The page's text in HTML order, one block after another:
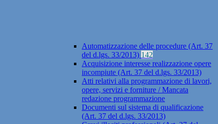
Automatizzazione delle procedure (Art. 37
del d.lgs. 33/2013) 142
Acquisizione interesse realizzazione opere
incompiute (Art. 37 del d.lgs. 33/2013)
Atti relativi alla programmazione di lavori,
opere, servizi e forniture / Mancata
redazione programmazione
Documenti sul sistema di qualificazione
(Art. 37 del d.lgs. 33/2013)